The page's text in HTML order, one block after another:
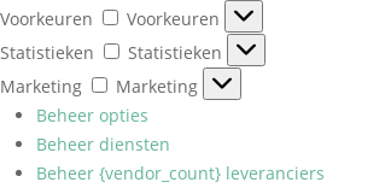
Voorkeuren
Voorkeuren
Statistieken
Statistieken
Marketing
Marketing
Beheer opties
Beheer diensten
Beheer {vendor_count} leveranciers